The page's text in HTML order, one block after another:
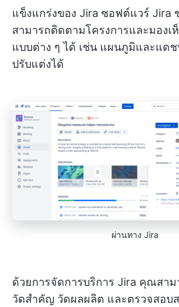
แข็งแกร่งของ Jira ซอฟต์แวร์ Jira
สามารถติดตามโครงการและมองเ
แบบต่าง ๆ ได้ เช่น แผนภูมิและแด
ปรับแต่งได้
ผ่านทาง Jira
ด้วยการจัดการบริการ Jira คุณสา
วัดสำคัญ วัดผลผลิต และตรวจสอบ